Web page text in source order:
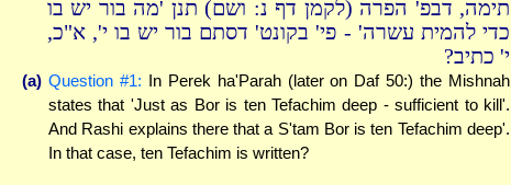
תימה, דבפ' הפרה (לקמן דף נ: ושם) תנן 'מה בור יש בו
כדי להמית עשרה' - פי' בקונט' דסתם בור יש בו י', א"כ,
י' כתיב?
(a) Question #1: In Perek ha'Parah (later on Daf 50:) the Mishnah
states that 'Just as Bor is ten Tefachim deep - sufficient to kill'.
And Rashi explains there that a S'tam Bor is ten Tefachim deep'.
In that case, ten Tefachim is written?